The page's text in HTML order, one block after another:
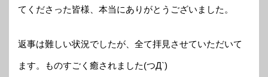
てくださった皆様、本当にありがとうございました。
返事は難しい状況でしたが、全て拝見させていただいて
ます。ものすごく癒されました(つД`)